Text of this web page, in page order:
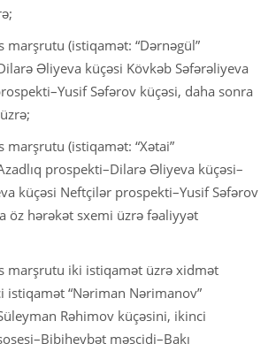
(istiqamət: “Dərnəgül”
Əliyeva küçəsi Kövkəb Səfərəliyeva
Səfərov küçəsi, daha sonra
(istiqamət: “Xətai”
prospekti–Dilarə Əliyeva küçəsi–
küçəsi Neftçilər prospekti–Yusif Səfərov
öz hərəkət sxemi üzrə fəaliyyət
marşrutu iki istiqamət üzrə xidmət
istiqamət “Nəriman Nərimanov”
Rəhimov küçəsini, ikinci
məscidi–Bakı